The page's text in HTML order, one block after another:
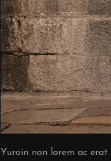
Yuroin non lorem ac